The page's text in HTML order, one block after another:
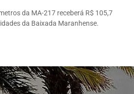
da MA-217 receberá R$ 105,7
da Baixada Maranhense.